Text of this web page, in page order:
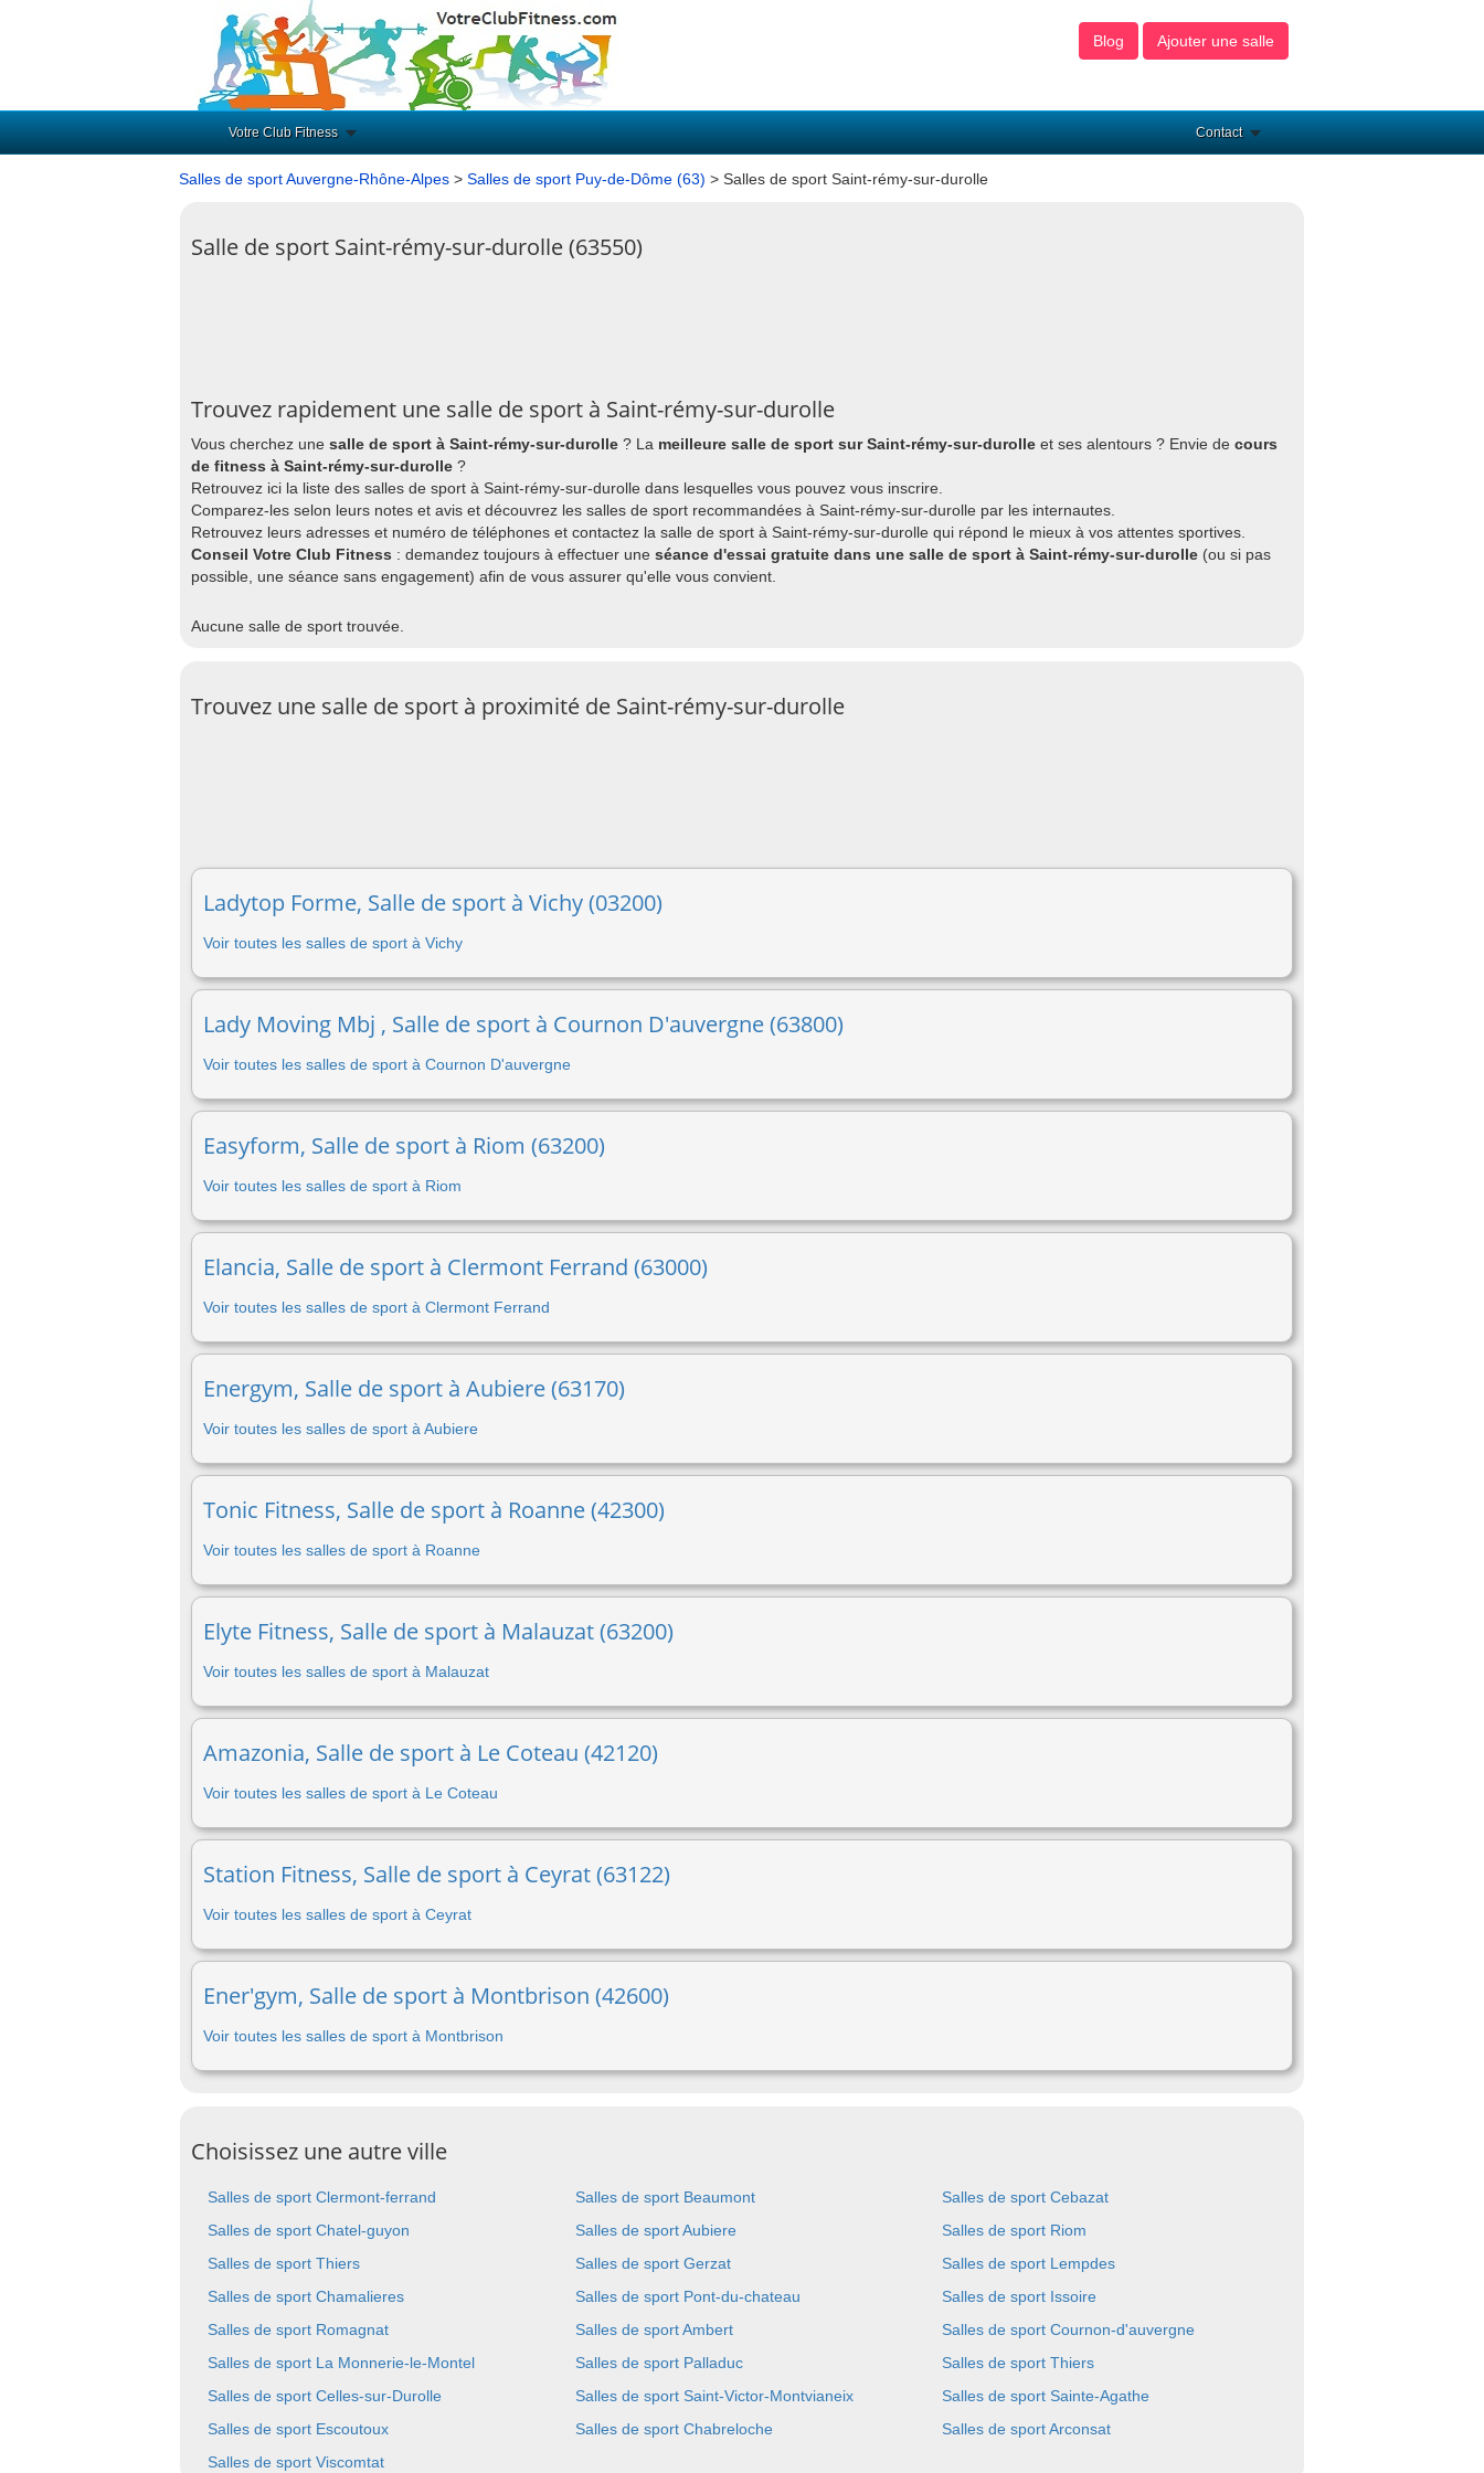
Blog Ajouter une salle
Votre Club Fitness Contact
Salles de sport Auvergne-Rhône-Alpes > Salles de sport Puy-de-Dôme (63) > Salles de sport Saint-rémy-sur-durolle
Salle de sport Saint-rémy-sur-durolle (63550)
Trouvez rapidement une salle de sport à Saint-rémy-sur-durolle
Vous cherchez une salle de sport à Saint-rémy-sur-durolle ? La meilleure salle de sport sur Saint-rémy-sur-durolle et ses alentours ? Envie de cours
de fitness à Saint-rémy-sur-durolle ?
Retrouvez ici la liste des salles de sport à Saint-rémy-sur-durolle dans lesquelles vous pouvez vous inscrire.
Comparez-les selon leurs notes et avis et découvrez les salles de sport recommandées à Saint-rémy-sur-durolle par les internautes.
Retrouvez leurs adresses et numéro de téléphones et contactez la salle de sport à Saint-rémy-sur-durolle qui répond le mieux à vos attentes sportives.
Conseil Votre Club Fitness : demandez toujours à effectuer une séance d'essai gratuite dans une salle de sport à Saint-rémy-sur-durolle (ou si pas
possible, une séance sans engagement) afin de vous assurer qu'elle vous convient.
Aucune salle de sport trouvée.
Trouvez une salle de sport à proximité de Saint-rémy-sur-durolle
Ladytop Forme, Salle de sport à Vichy (03200)
Voir toutes les salles de sport à Vichy
Lady Moving Mbj , Salle de sport à Cournon D'auvergne (63800)
Voir toutes les salles de sport à Cournon D'auvergne
Easyform, Salle de sport à Riom (63200)
Voir toutes les salles de sport à Riom
Elancia, Salle de sport à Clermont Ferrand (63000)
Voir toutes les salles de sport à Clermont Ferrand
Energym, Salle de sport à Aubiere (63170)
Voir toutes les salles de sport à Aubiere
Tonic Fitness, Salle de sport à Roanne (42300)
Voir toutes les salles de sport à Roanne
Elyte Fitness, Salle de sport à Malauzat (63200)
Voir toutes les salles de sport à Malauzat
Amazonia, Salle de sport à Le Coteau (42120)
Voir toutes les salles de sport à Le Coteau
Station Fitness, Salle de sport à Ceyrat (63122)
Voir toutes les salles de sport à Ceyrat
Ener'gym, Salle de sport à Montbrison (42600)
Voir toutes les salles de sport à Montbrison
Choisissez une autre ville
Salles de sport Clermont-ferrand Salles de sport Beaumont
Salles de sport Cebazat
Salles de sport Chatel-guyon
Salles de sport Aubiere
Salles de sport Riom
Salles de sport Thiers
Salles de sport Gerzat
Salles de sport Lempdes
Salles de sport Chamalieres
Salles de sport Pont-du-chateau
Salles de sport Issoire
Salles de sport Romagnat
Salles de sport Ambert
Salles de sport Cournon-d'auvergne
Salles de sport La Monnerie-le-Montel
Salles de sport Palladuc
Salles de sport Thiers
Salles de sport Celles-sur-Durolle
Salles de sport Saint-Victor-Montvianeix
Salles de sport Sainte-Agathe
Salles de sport Escoutoux
Salles de sport Chabreloche
Salles de sport Arconsat
Salles de sport Viscomtat